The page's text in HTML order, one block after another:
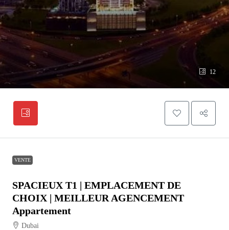
12
VENTE
SPACIEUX T1 | EMPLACEMENT DE
CHOIX | MEILLEUR AGENCEMENT
Appartement
Dubai